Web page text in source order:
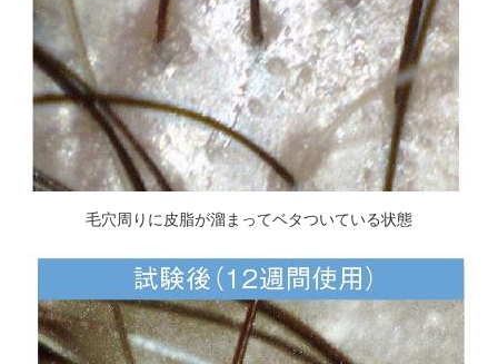
毛穴周りに皮脂が溜まってベタついている状態